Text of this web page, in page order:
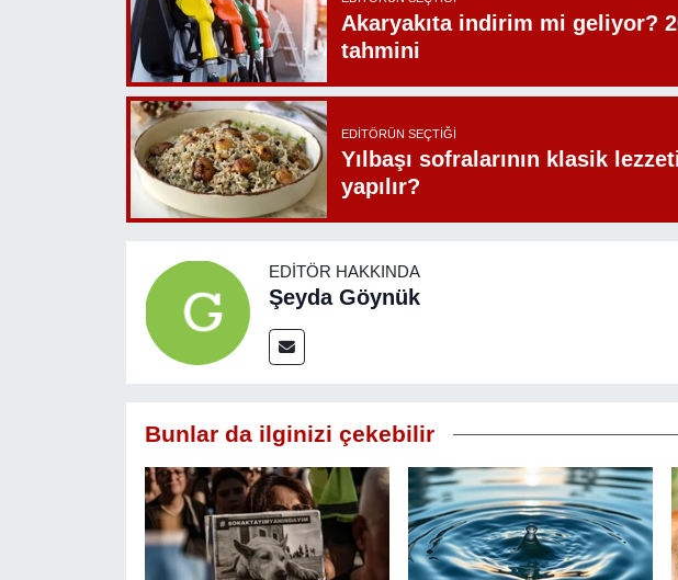
Akaryakıta indirim mi geliyor?
tahmini
EDITÖRÜN SEÇTIĞI
Yılbaşı sofralarının klasik
yapılır?
EDITÖR HAKKINDA
Şeyda Göynük
Bunlar da ilginizi çekebilir